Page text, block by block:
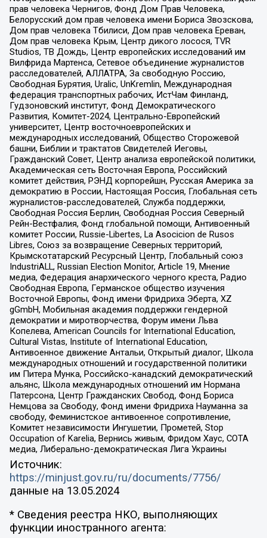
прав человека Чернигов, Фонд Дом Прав Человека,
Белорусский дом прав человека имени Бориса Звозскова,
Дом прав человека Тбилиси, Дом прав человека Ереван,
Дом прав человека Крым, Центр дикого лосося, TVR
Studios, ТВ Дождь, Центр европейских исследований им
Вилфрида Мартенса, Сетевое объединение журналистов
расследователей, АЛЛАТРА, За свободную Россию,
Свободная Бурятия, Uralic, UnKremlin, Международная
федерация транспортных рабочих, ИстЧам Финланд,
Гудзоновский институт, Фонд Демократического
Развития, Комитет-2024, Центрально-Европейский
университет, Центр восточноевропейских и
международных исследований, Общество Сторожевой
башни, Библии и трактатов Свидетелей Иеговы,
Гражданский Совет, Центр анализа европейской политики,
Академическая сеть Восточная Европа, Российский
комитет действия, РЭНД корпорейшн, Русская Америка за
демократию в России, Настоящая Россия, Глобальная сеть
журналистов-расследователей, Служба поддержки,
Свободная Россия Берлин, Свободная Россия Северный
Рейн-Вестфалия, Фонд глобальной помощи, Антивоенный
комитет России, Russie-Libertes, La Asocicion de Rusos
Libres, Союз за возвращение Северных территорий,
Крымскотатарский Ресурсный Центр, Глобальный союз
IndustriALL, Russian Election Monitor, Article 19, Мнение
медиа, Федерация анархического черного креста, Радио
Свободная Европа, Германское общество изучения
Восточной Европы, Фонд имени Фридриха Эберта, XZ
gGmbH, Мобильная академия поддержки гендерной
демократии и миротворчества, Форум имени Льва
Копелева, American Councils for International Education,
Cultural Vistas, Institute of International Education,
Антивоенное движение Антальи, Открытый диалог, Школа
международных отношений и государственной политики
им Питера Мунка, Российско-канадский демократический
альянс, Школа международных отношений им Нормана
Патерсона, Центр Гражданских Свобод, Фонд Бориса
Немцова за Свободу, Фонд имени Фридриха Науманна за
свободу, Феминистское антивоенное сопротивление,
Комитет независимости Ингушетии, Прометей, Stop
Occupation of Karelia, Вернись живым, Фридом Хаус, СОТА
медиа, Либерально-демократическая Лига Украины
Источник:
https://minjust.gov.ru/ru/documents/7756/
данные на 13.05.2024
* Сведения реестра НКО, выполняющих
функции иностранного агента: